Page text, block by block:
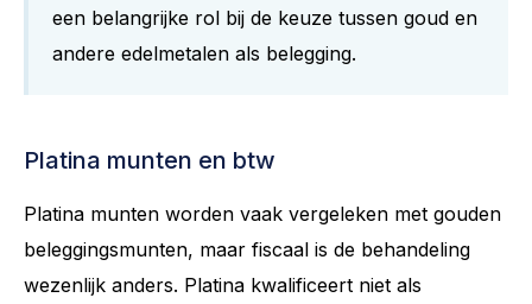
een belangrijke rol bij de keuze tussen goud en
andere edelmetalen als belegging.
Platina munten en btw
Platina munten worden vaak vergeleken met gouden
beleggingsmunten, maar fiscaal is de behandeling
wezenlijk anders. Platina kwalificeert niet als